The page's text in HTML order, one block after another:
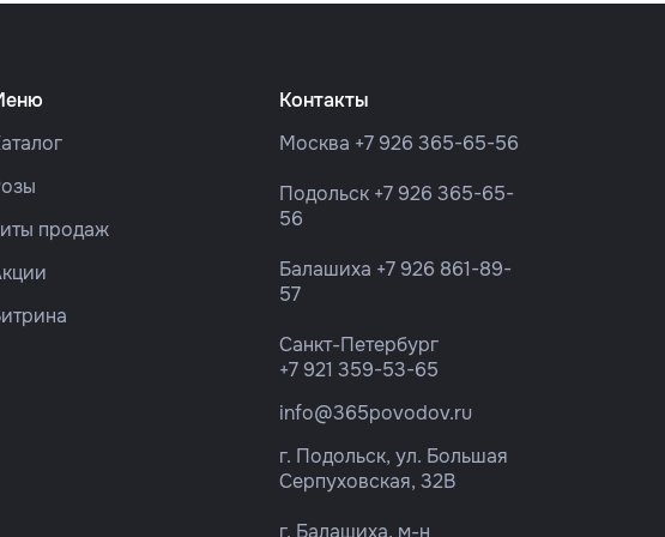
продаж
Контакты
Москва +7 926 365-65-56
Подольск +7 926 365-65-
56
Балашиха +7 926 861-89-
57
Санкт-Петербург
+7 921 359-53-65
info@365povodov.ru
г. Подольск, ул. Большая
Серпуховская, 32В
г. Балашиха, м-н